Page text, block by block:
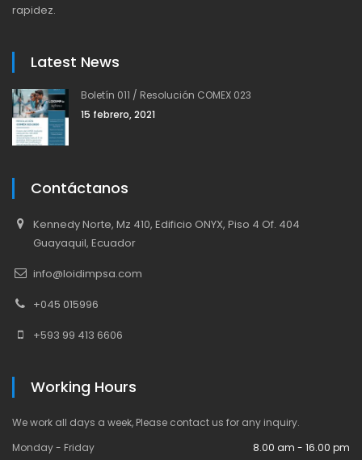
rapidez.
Latest News
Boletín 011 / Resolución COMEX 023
15 febrero, 2021
Contáctanos
Kennedy Norte, Mz 410, Edificio ONYX, Piso 4 Of. 404
Guayaquil, Ecuador
info@loidimpsa.com
+045 015996
+593 99 413 6606
Working Hours
We work all days a week, Please contact us for any inquiry.
Monday - Friday
8.00 am - 16.00 pm